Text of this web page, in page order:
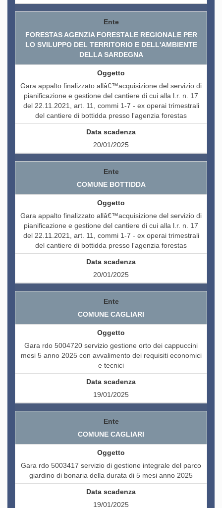
FORESTAS AGENZIA FORESTALE REGIONALE PER
LO SVILUPPO DEL TERRITORIO E DELL'AMBIENTE
DELLA SARDEGNA
Gara appalto finalizzato allâ€™acquisizione del servizio di
pianificazione e gestione del cantiere di cui alla l.r. n. 17
del 22.11.2021, art. 11, commi 1-7 - ex operai trimestrali
del cantiere di bottidda presso l'agenzia forestas
20/01/2025
COMUNE BOTTIDDA
Gara appalto finalizzato allâ€™acquisizione del servizio di
pianificazione e gestione del cantiere di cui alla l.r. n. 17
del 22.11.2021, art. 11, commi 1-7 - ex operai trimestrali
del cantiere di bottidda presso l'agenzia forestas
20/01/2025
COMUNE CAGLIARI
Gara rdo 5004720 servizio gestione orto dei cappuccini
mesi 5 anno 2025 con avvalimento dei requisiti economici
e tecnici
19/01/2025
COMUNE CAGLIARI
Gara rdo 5003417 servizio di gestione integrale del parco
giardino di bonaria della durata di 5 mesi anno 2025
19/01/2025